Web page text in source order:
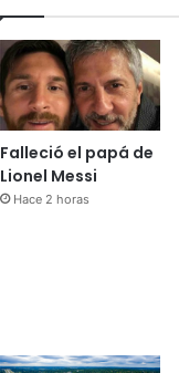
Falleció el papá de
Lionel Messi
Hace 2 horas